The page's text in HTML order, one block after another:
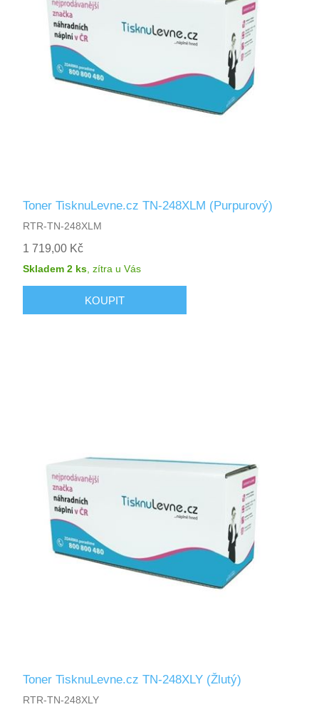
Toner TisknuLevne.cz TN-248XLM (Purpurový)
RTR-TN-248XLM
1 719,00 Kč
Skladem 2 ks ,zítra u Vás
Toner TisknuLevne.cz TN-248XLY (Žlutý)
RTR-TN-248XLY